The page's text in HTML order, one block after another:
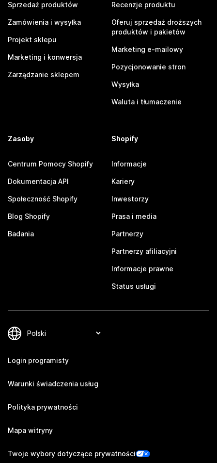
Sprzedaż produktów
Zamówienia i wysyłka
Projekt sklepu
Marketing i konwersja
Zarządzanie sklepem
Recenzje produktu
Oferuj sprzedaż droższych
produktów i pakietów
Marketing e-mailowy
Pozycjonowanie stron
Wysyłka
Waluta i tłumaczenie
Zasoby
Centrum Pomocy Shopify
Dokumentacja API
Społeczność Shopify
Blog Shopify
Badania
Shopify
Informacje
Kariery
Inwestorzy
Prasa i media
Partnerzy
Partnerzy afiliacyjni
Informacje prawne
Status usługi
Login programisty
Warunki świadczenia usług
Polityka prywatności
Mapa witryny
Twoje wybory dotyczące prywatności